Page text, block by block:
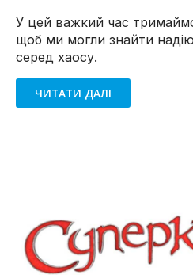
У цей важкий час
щоб ми могли знайти
серед хаосу.
ЧИТАТИ ДАЛІ